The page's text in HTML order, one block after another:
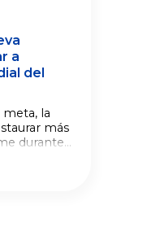
a
del
meta, la
más
durante
hídrico.